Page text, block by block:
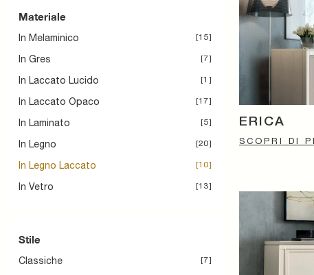
Materiale
In Melaminico 15
In Gres 7
In Laccato Lucido 1
In Laccato Opaco 17
In Laminato 5
In Legno 20
In Legno Laccato 10
In Vetro 13
Stile
Classiche 7
ERICA
SCOPRI DI